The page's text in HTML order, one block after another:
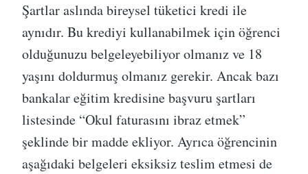
Şartlar aslında bireysel tüketici kredi ile
aynıdır. Bu krediyi kullanabilmek için öğrenci
olduğunuzu belgeleyebiliyor olmanız ve 18
yaşını doldurmuş olmanız gerekir. Ancak bazı
bankalar eğitim kredisine başvuru şartları
listesinde “Okul faturasını ibraz etmek”
şeklinde bir madde ekliyor. Ayrıca öğrencinin
aşağıdaki belgeleri eksiksiz teslim etmesi de